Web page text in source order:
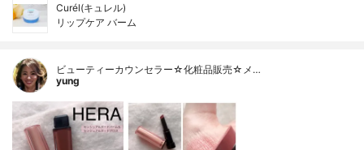
Curél(キュレル)
リップケア バーム
ビューティーカウンセラー☆化粧品販売☆メ…
yung